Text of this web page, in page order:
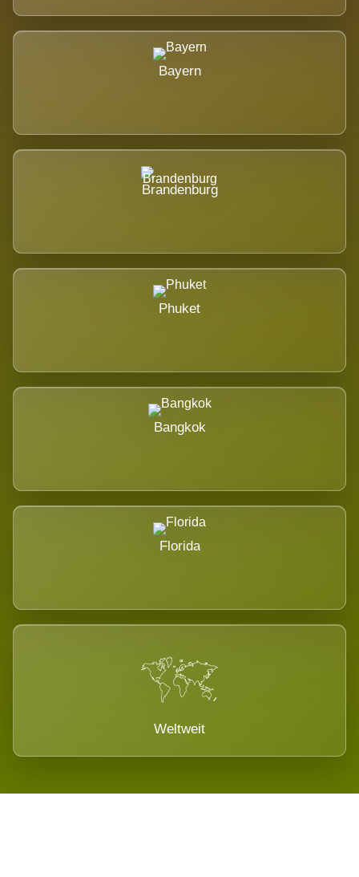
Bayern
Brandenburg
Phuket
Bangkok
Florida
Weltweit